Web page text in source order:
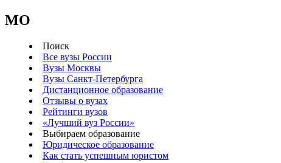
MO
Поиск
Все вузы России
Вузы Москвы
Вузы Санкт-Петербурга
Дистанционное образование
Отзывы о вузах
Рейтинги вузов
«Лучший вуз России»
Выбираем образование
Юридическое образование
Как стать успешным юристом